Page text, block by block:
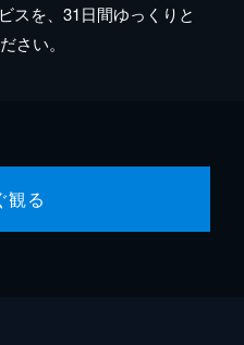
スを、31日間ゆっくりと
さい。
観る